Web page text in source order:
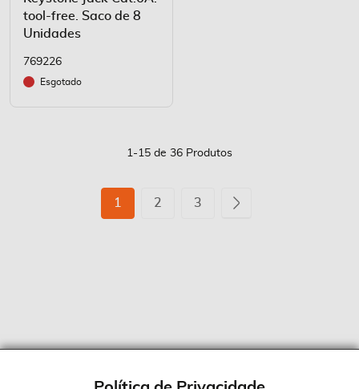
tool-free. Saco de 8
Unidades
769226
Esgotado
1-15 de 36 Produtos
Está
1 Página
2 Página
3